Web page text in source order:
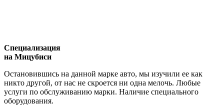
Специализация
на Мицубиси
Остановившись на данной марке авто, мы изучили ее как
никто другой, от нас не скроется ни одна мелочь. Любые
услуги по обслуживанию марки. Наличие специального
оборудования.